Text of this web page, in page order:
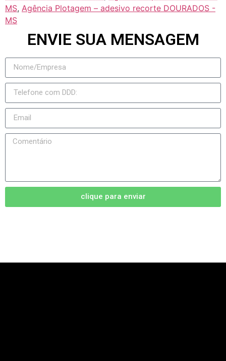
MS, Agência Plotagem – adesivo recorte DOURADOS -
MS
ENVIE SUA MENSAGEM
clique para enviar